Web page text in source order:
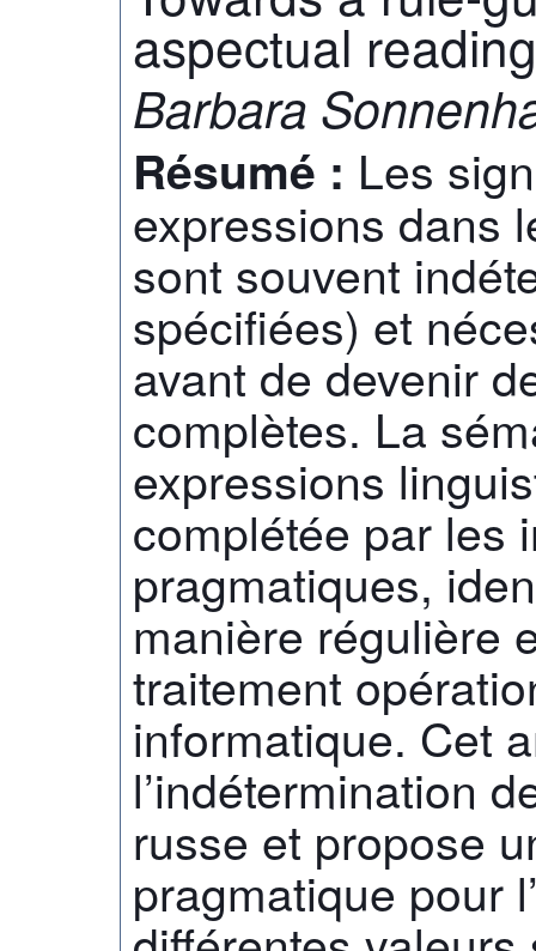
aspectual
Barbara
Résumé : Les
expressions dans
sont souvent
spécifiées) et
avant de devenir
complètes. La
expressions
complétée par les
pragmatiques,
manière régulière
traitement
informatique. Cet
l’indétermination
russe et propose
pragmatique pour